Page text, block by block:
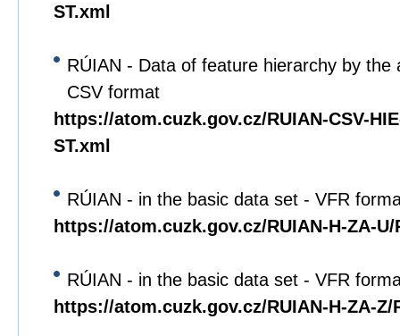
ST.xml
RÚIAN - Data of feature hierarchy by the
CSV format
https://atom.cuzk.gov.cz/RUIAN-CSV-
ST.xml
RÚIAN - in the basic data set - VFR
https://atom.cuzk.gov.cz/RUIAN-H-ZA-U/
RÚIAN - in the basic data set - VFR
https://atom.cuzk.gov.cz/RUIAN-H-ZA-Z/